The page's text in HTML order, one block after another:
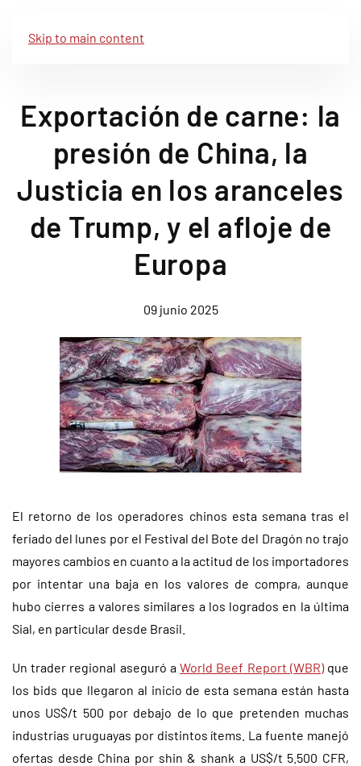
Skip to main content
Exportación de carne: la
presión de China, la
Justicia en los aranceles
de Trump, y el afloje de
Europa
09 junio 2025
El retorno de los operadores chinos esta semana tras el
feriado del lunes por el Festival del Bote del Dragón no trajo
mayores cambios en cuanto a la actitud de los importadores
por intentar una baja en los valores de compra, aunque
hubo cierres a valores similares a los logrados en la última
Sial, en particular desde Brasil.
Un trader regional aseguró aWorld Beef Report (WBR)que
los bids que llegaron al inicio de esta semana están hasta
unos US$/t 500 por debajo de lo que pretenden muchas
industrias uruguayas por distintos ítems. La fuente manejó
ofertas desde China por shin & shank a US$/t 5.500 CFR,